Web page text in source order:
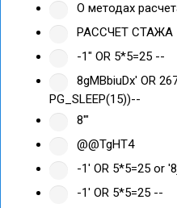
О методах
РАССЧЕТ СТАЖА
-1" OR 5*5=25 --
8gMBbiuDx' OR
PG_SLEEP(15))--
8'"
@@TgHT4
-1' OR 5*5=25 or
-1' OR 5*5=25 --